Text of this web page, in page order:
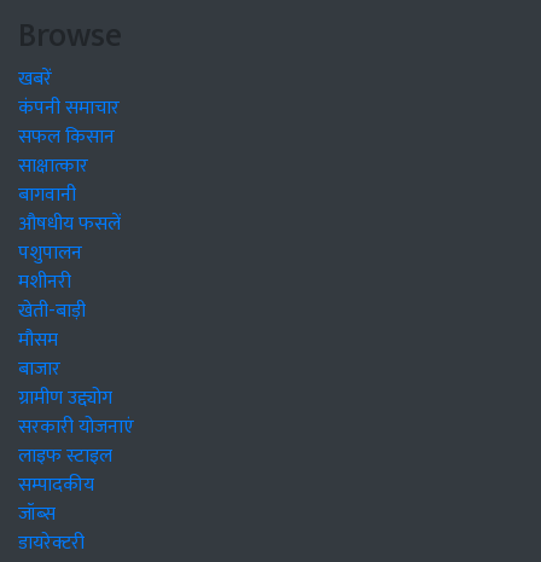
Browse
खबरें
कंपनी समाचार
सफल किसान
साक्षात्कार
बागवानी
औषधीय फसलें
पशुपालन
मशीनरी
खेती-बाड़ी
मौसम
बाजार
ग्रामीण उद्द्योग
सरकारी योजनाएं
लाइफ स्टाइल
सम्पादकीय
जॉब्स
डायरेक्टरी